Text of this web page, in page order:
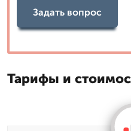
Задать вопрос
Тарифы и